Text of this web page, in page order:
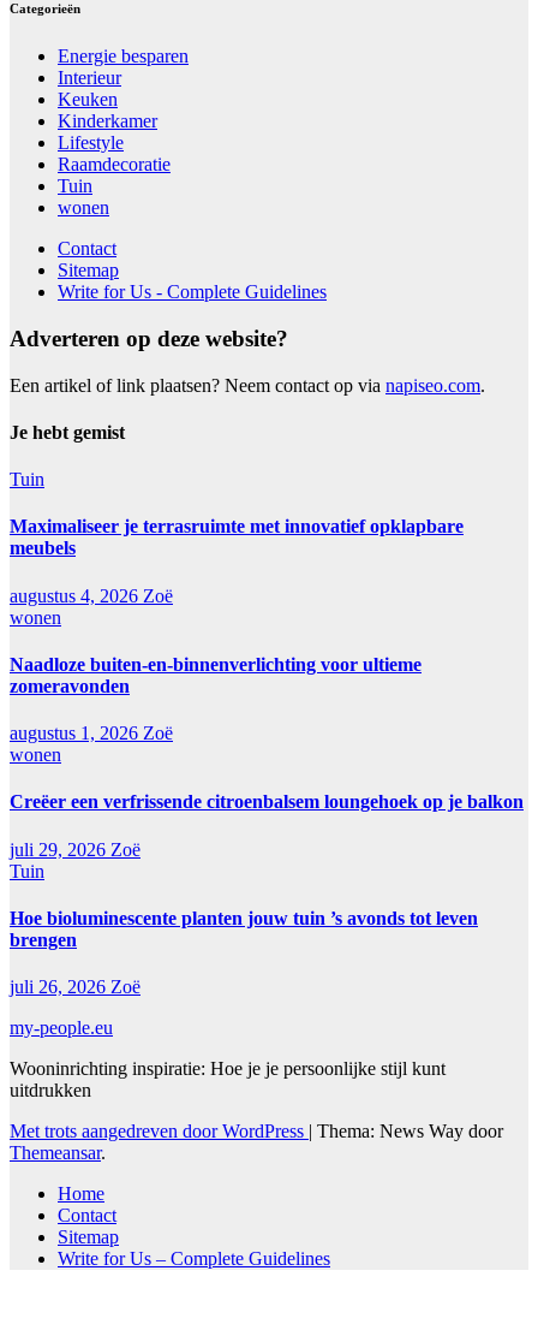
Categorieën
Energie besparen
Interieur
Keuken
Kinderkamer
Lifestyle
Raamdecoratie
Tuin
wonen
Contact
Sitemap
Write for Us - Complete Guidelines
Adverteren op deze website?
Een artikel of link plaatsen? Neem contact op via napiseo.com.
Je hebt gemist
Tuin
Maximaliseer je terrasruimte met innovatief opklapbare
meubels
augustus 4, 2026 Zoë
wonen
Naadloze buiten-en-binnenverlichting voor ultieme
zomeravonden
augustus 1, 2026 Zoë
wonen
Creëer een verfrissende citroenbalsem loungehoek op je balkon
juli 29, 2026 Zoë
Tuin
Hoe bioluminescente planten jouw tuin ’s avonds tot leven
brengen
juli 26, 2026 Zoë
my-people.eu
Wooninrichting inspiratie: Hoe je je persoonlijke stijl kunt
uitdrukken
Met trots aangedreven door WordPress | Thema: News Way door
Themeansar.
Home
Contact
Sitemap
Write for Us – Complete Guidelines